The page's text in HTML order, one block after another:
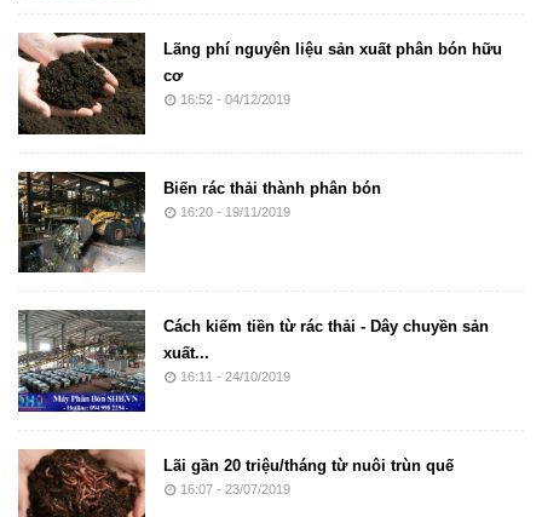
Lãng phí nguyên liệu sản xuất phân bón hữu
cơ
16:52 - 04/12/2019
Biến rác thải thành phân bón
16:20 - 19/11/2019
Cách kiếm tiền từ rác thải - Dây chuyền sản
xuất...
16:11 - 24/10/2019
Lãi gần 20 triệu/tháng từ nuôi trùn quế
16:07 - 23/07/2019